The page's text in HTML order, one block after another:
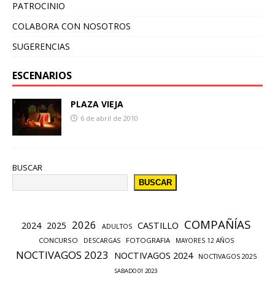
PATROCINIO
COLABORA CON NOSOTROS
SUGERENCIAS
ESCENARIOS
PLAZA VIEJA
6 de abril de 2010
BUSCAR
BUSCAR
2024 2025 2026 ADULTOS CASTILLO COMPAÑÍAS
CONCURSO DESCARGAS FOTOGRAFIA MAYORES 12 AÑOS
NOCTIVAGOS 2023 NOCTIVAGOS 2024 NOCTIVAGOS 2025
SABADO 01 2023